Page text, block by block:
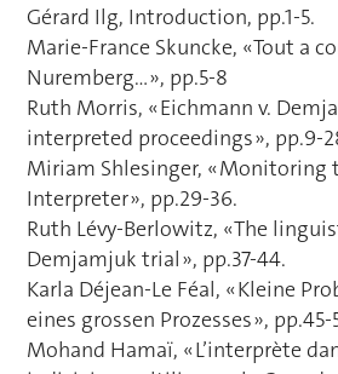
Gérard Ilg, Introduction, pp.1-5.
Marie-France Skuncke, « Tout a
Nuremberg… », pp.5-8
Ruth Morris, « Eichmann v.
interpreted proceedings », pp.9-
Miriam Shlesinger, « Monitoring
Interpreter », pp.29-36.
Ruth Lévy-Berlowitz, « The
Demjamjuk trial », pp.37-44.
Karla Déjean-Le Féal, « Kleine
eines grossen Prozesses », pp.45-
Mohand Hamaï, « L’interprète